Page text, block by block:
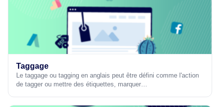
Taggage
Le taggage ou tagging en anglais peut être défini comme l'action
de tagger ou mettre des étiquettes, marquer…